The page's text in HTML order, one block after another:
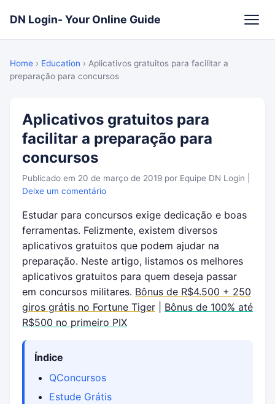
DN Login- Your Online Guide
Home › Education › Aplicativos gratuitos para facilitar a
preparação para concursos
Aplicativos gratuitos para
facilitar a preparação para
concursos
Publicado em 20 de março de 2019 por Equipe DN Login
Deixe um comentário
Estudar para concursos exige dedicação e boas
ferramentas. Felizmente, existem diversos
aplicativos gratuitos que podem ajudar na
preparação. Neste artigo, listamos os melhores
aplicativos gratuitos para quem deseja passar
em concursos militares. Bônus de R$4.500 + 250
giros grátis no Fortune Tiger
Bônus de 100% até
R$500 no primeiro PIX
Índice
QConcursos
Estude Grátis